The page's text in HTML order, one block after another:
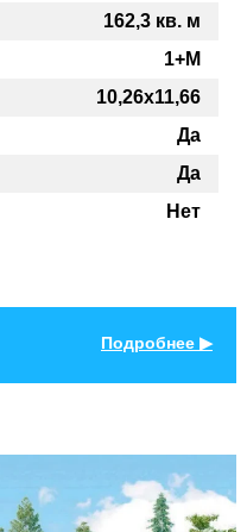
162,3 кв. м
1+M
10,26x11,66
Да
Да
Нет
Подробнее ▶